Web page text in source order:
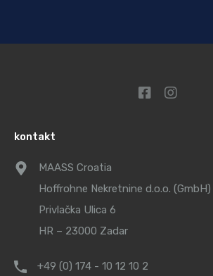
kontakt
MAASS Croatia
Hoffrohne Nekretnine d.o.o. (GmbH)
Privlačka Ulica 6
HR – 23000 Zadar
+49 (0) 174 - 10 12 10 2